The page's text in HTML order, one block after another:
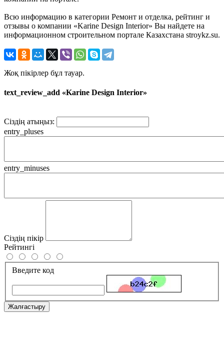
Всю информацию в категории Ремонт и отделка, рейтинг и
отзывы о компании «Karine Design Interior» Вы найдете на
информационном строительном портале Казахстана stroykz.su.
Жоқ пікірлер бұл тауар.
text_review_add «Karine Design Interior»
Сіздің атыңыз:
entry_pluses
entry_minuses
Сіздің пікір
Рейтингі
Введите код
Жалғастыру